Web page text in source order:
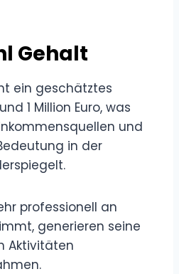
Gehalt
ein geschätztes
1 Million Euro, was
und
in der
professionell an
generieren seine
Aktivitäten